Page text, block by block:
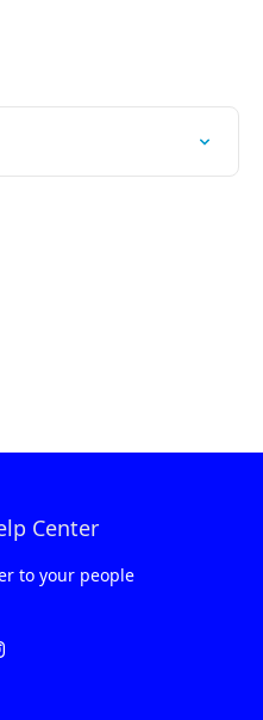
to your people